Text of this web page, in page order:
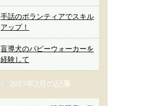
手話のボランティアでスキル
アップ！
盲導犬のパピーウォーカーを
経験して
2017年2月の記事